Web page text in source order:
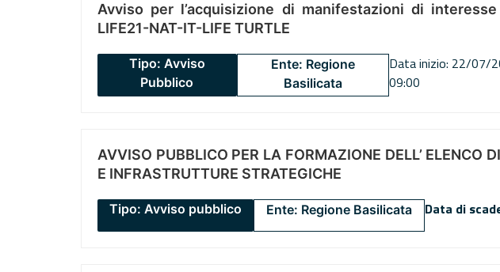
Avviso per l’acquisizione di manifestazioni di
LIFE21-NAT-IT-LIFE TURTLE
Tipo: Avviso
Pubblico
Ente: Regione
Basilicata
Data inizio: 22/07/
09:00
AVVISO PUBBLICO PER LA FORMAZIONE DELL’ ELENCO
E INFRASTRUTTURE STRATEGICHE
Tipo: Avviso pubblico Ente: Regione Basilicata Data di